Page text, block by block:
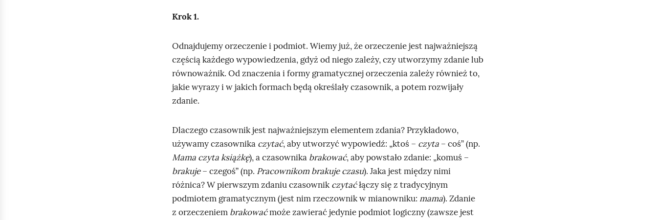
Krok 1.
Odnajdujemy orzeczenie i podmiot. Wiemy już, że orzeczenie jest najważniejszą
częścią każdego wypowiedzenia, gdyż od niego zależy, czy utworzymy zdanie lub
równoważnik. Od znaczenia i formy gramatycznej orzeczenia zależy również to,
jakie wyrazy i w jakich formach będą określały czasownik, a potem rozwijały
zdanie.
Dlaczego czasownik jest najważniejszym elementem zdania? Przykładowo,
używamy czasownika czytać, aby utworzyć wypowiedź: „ktoś – czyta – coś” (np.
Mama czyta książkę), a czasownika brakować, aby powstało zdanie: „komuś –
brakuje– czegoś” (np. Pracownikom brakuje czasu). Jaka jest między nimi
różnica? W pierwszym zdaniu czasownik czytaćłączy się z tradycyjnym
podmiotem gramatycznym (jest nim rzeczownik w mianowniku: mama). Zdanie
z orzeczeniem brakowaćmoże zawierać jedynie podmiot logiczny (zawsze jest